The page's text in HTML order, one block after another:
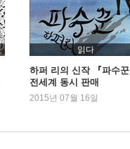
읽다
하퍼 리의 신작 『파수
전세계 동시 판매
2015년 07월 16일